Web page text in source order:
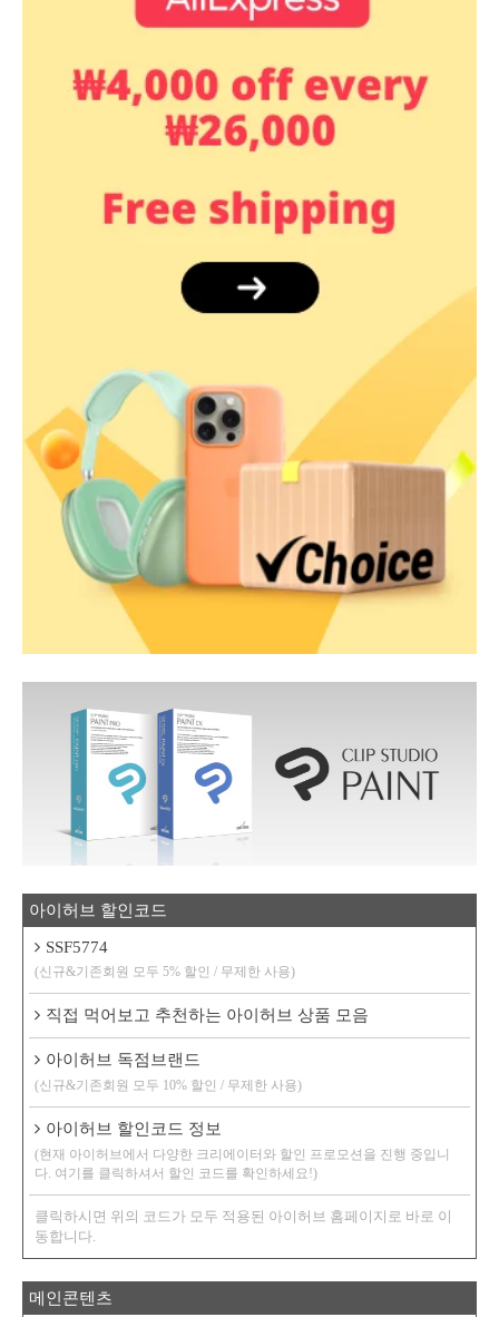
아이허브 할인코드
SSF5774
(신규&기존회원 모두 5% 할인 / 무제한 사용)
직접 먹어보고 추천하는 아이허브 상품 모음
아이허브 독점브랜드
(신규&기존회원 모두 10% 할인 / 무제한 사용)
아이허브 할인코드 정보
(현재 아이허브에서 다양한 크리에이터와 할인 프로모션을 진행 중입니
다. 여기를 클릭하셔서 할인 코드를 확인하세요!)
클릭하시면 위의 코드가 모두 적용된 아이허브 홈페이지로 바로 이
동합니다.
메인콘텐츠